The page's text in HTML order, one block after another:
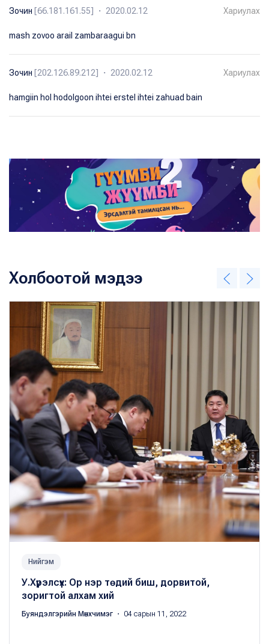
Зочин [66.181.161.55] ・ 2020.02.12 Хариулах
mash zovoo arail zambaraagui bn
Зочин [202.126.89.212] ・ 2020.02.12 Хариулах
hamgiin hol hodolgoon ihtei erstel ihtei zahuad bain
Холбоотой мэдээ
Нийгэм
У.Хүрэлсүх: Ор нэр төдий биш, дорвитой,
зоригтой алхам хий
Буяндэлгэрийн Мөнхчимэг ・ 04 сарын 11, 2022